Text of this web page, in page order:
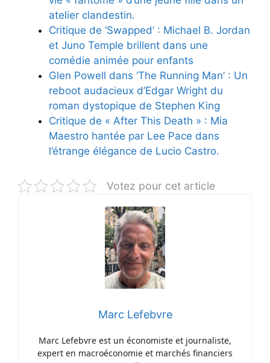
atelier clandestin.
Critique de ‘Swapped’ : Michael B. Jordan
et Juno Temple brillent dans une
comédie animée pour enfants
Glen Powell dans ‘The Running Man’ : Un
reboot audacieux d’Edgar Wright du
roman dystopique de Stephen King
Critique de « After This Death » : Mia
Maestro hantée par Lee Pace dans
l’étrange élégance de Lucio Castro.
Votez pour cet article
Marc Lefebvre
Marc Lefebvre est un économiste et journaliste,
expert en macroéconomie et marchés financiers